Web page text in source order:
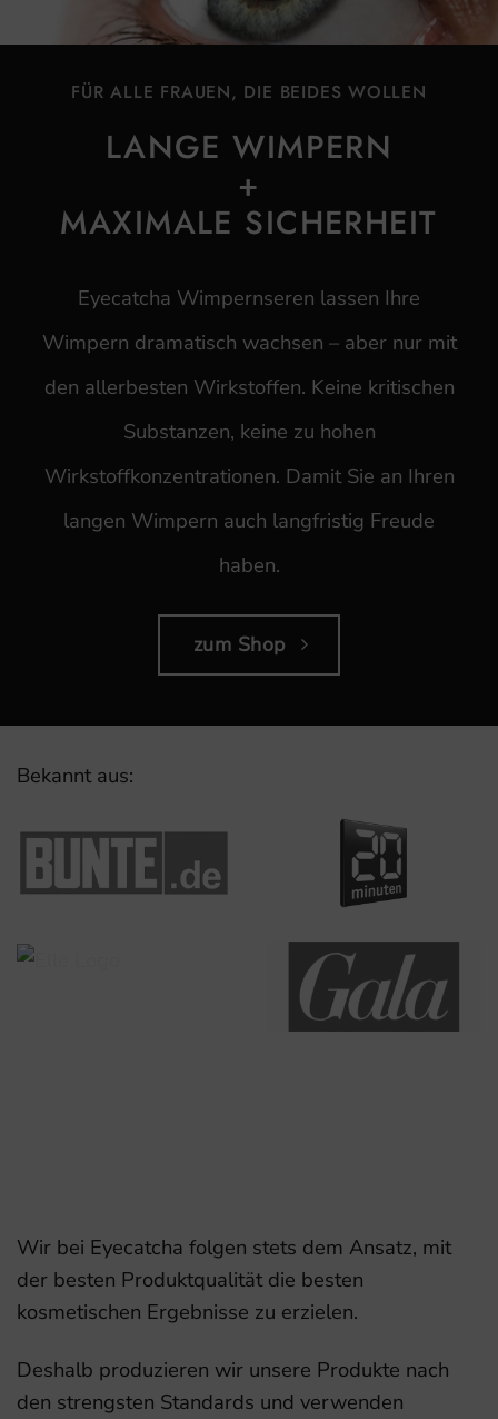
FÜR ALLE FRAUEN, DIE BEIDES WOLLEN
LANGE WIMPERN
+
MAXIMALE SICHERHEIT
Eyecatcha Wimpernseren lassen Ihre
Wimpern dramatisch wachsen – aber nur mit
den allerbesten Wirkstoffen. Keine kritischen
Substanzen, keine zu hohen
Wirkstoffkonzentrationen. Damit Sie an Ihren
langen Wimpern auch langfristig Freude
haben.
zum Shop
Bekannt aus:
Wir bei Eyecatcha folgen stets dem Ansatz, mit
der besten Produktqualität die besten
kosmetischen Ergebnisse zu erzielen.
Deshalb produzieren wir unsere Produkte nach
den strengsten Standards und verwenden